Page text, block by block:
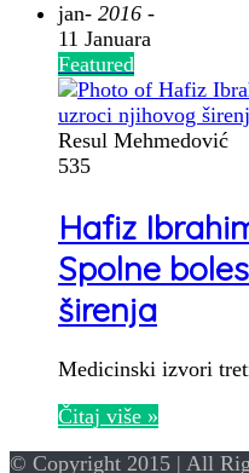
jan- 2016 -
11 Januara
Featured
Resul Mehmedović
535
Hafiz
Spolne
širenja
Medicinski izvori
Čitaj više »
© Copyright 2015 | All